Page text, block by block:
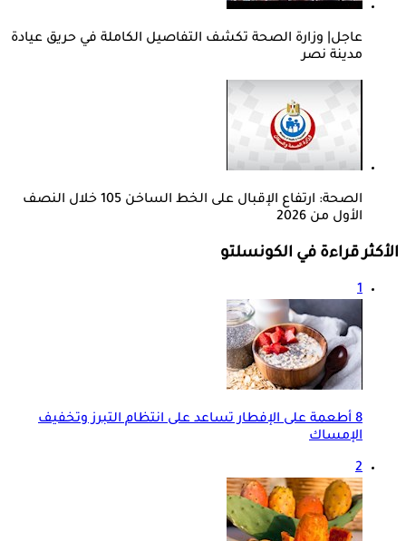
عاجل| وزارة الصحة تكشف التفاصيل الكاملة في حريق عيادة
مدينة نصر
الصحة: ارتفاع الإقبال على الخط الساخن 105 خلال النصف
الأول من 2026
الأكثر قراءة في الكونسلتو
1
8 أطعمة على الإفطار تساعد على انتظام التبرز وتخفيف
الإمساك
2